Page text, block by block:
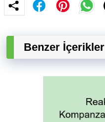
Benzer İçerikler